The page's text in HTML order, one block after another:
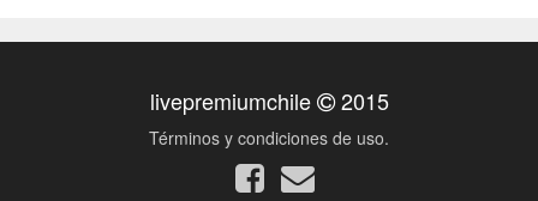
livepremiumchile 2015
Términos y condiciones de uso.